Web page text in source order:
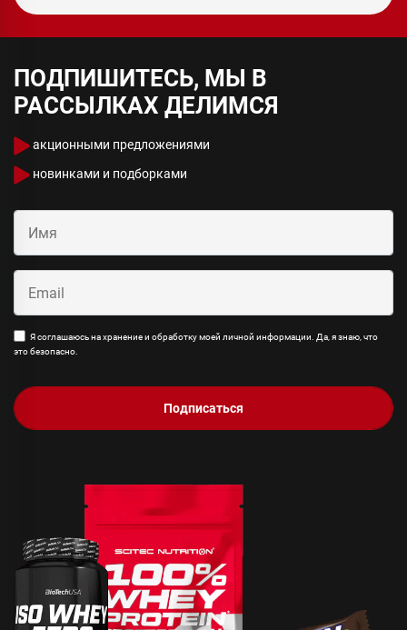
ПОДПИШИТЕСЬ, МЫ В
РАССЫЛКАХ ДЕЛИМСЯ
акционными предложениями
новинками и подборками
Я соглашаюсь на хранение и обработку моей личной информации. Да, я знаю, что
это безопасно.
Подписаться